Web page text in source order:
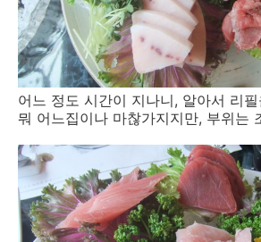
어느 정도 시간이 지나니, 알아서 리
뭐 어느집이나 마찮가지지만, 부위는